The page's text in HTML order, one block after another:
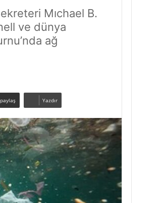
Mıchael B.
ve dünya
ağ
Yazdır